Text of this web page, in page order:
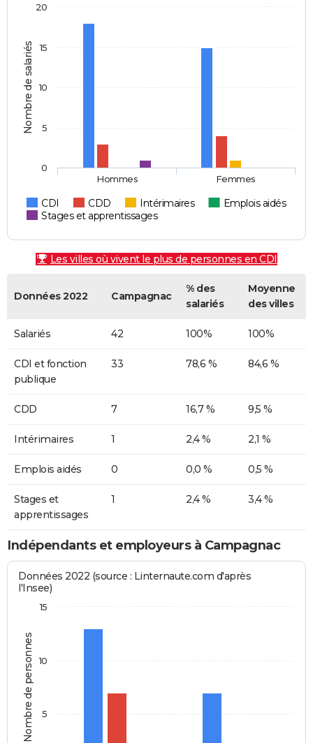
Nombre de salariés
CDI CDD Intérimaires
Emplois aidés
Stages et apprentissages
Hommes Femmes
0
5
10
15
20
Les villes où vivent le plus de personnes en CDI
Données 2022 Campagnac
% des
salariés
Moyenne
des villes
Salariés 42 100% 100%
CDI et fonction
publique
33 78,6 % 84,6 %
CDD 7 16,7 % 9,5 %
Intérimaires 1 2,4 % 2,1 %
Emplois aidés 0 0,0 % 0,5 %
Stages et
apprentissages
1 2,4 % 3,4 %
Indépendants et employeurs à Campagnac
Nombre de personnes
Données 2022 (source : Linternaute.com d'après
l'Insee)
5
10
15